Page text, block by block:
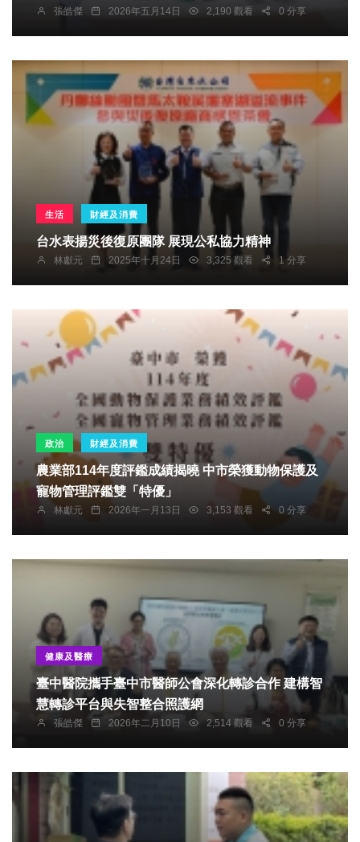
張皓傑 2026年五月14日 2,190 觀看 0 分享
生活 財經及消費
台水表揚災後復原團隊 展現公私協力精神
林獻元 2025年十月24日 3,325 觀看 1 分享
政治 財經及消費
農業部114年度評鑑成績揭曉 中市榮獲動物保護及
寵物管理評鑑雙「特優」
林獻元 2026年一月13日 3,153 觀看 0 分享
健康及醫療
臺中醫院攜手臺中市醫師公會深化轉診合作 建構智
慧轉診平台與失智整合照護網
張皓傑 2026年二月10日 2,514 觀看 0 分享